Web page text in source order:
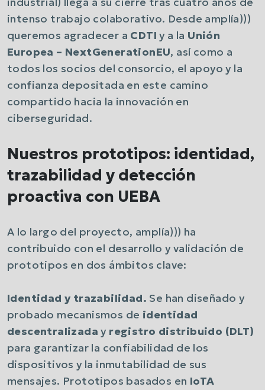
intenso trabajo colaborativo. Desde amplía)))
queremos agradecer a CDTI y a la Unión
Europea – NextGenerationEU, así como a
todos los socios del consorcio, el apoyo y la
confianza depositada en este camino
compartido hacia la innovación en
ciberseguridad.
Nuestros prototipos: identidad,
trazabilidad y detección
proactiva con UEBA
A lo largo del proyecto, amplía))) ha
contribuido con el desarrollo y validación de
prototipos en dos ámbitos clave:
Identidad y trazabilidad. Se han diseñado y
probado mecanismos de identidad
descentralizada y registro distribuido (DLT)
para garantizar la confiabilidad de los
dispositivos y la inmutabilidad de sus
mensajes. Prototipos basados en IoTA